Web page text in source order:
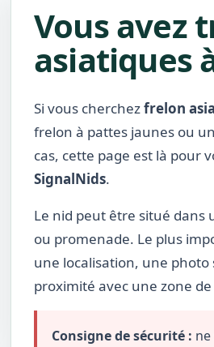
Vous avez
asiatiques
Si vous cherchezfrelon
frelon à pattes jaunes ou
cas, cette page est là pour
SignalNids.
Le nid peut être situé dans
ou promenade. Le plus
une localisation, une photo
proximité avec une zone de
Consigne de sécurité :